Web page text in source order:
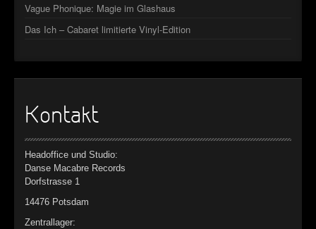
Vague Phonique: Magie im Glashaus
Das Ich – Cabaret limitierte Vinyl-Edition
Kontakt
Headoffice und Studio:
Danse Macabre Records
Dorfstrasse 1
14476 Potsdam
Zentrallager: